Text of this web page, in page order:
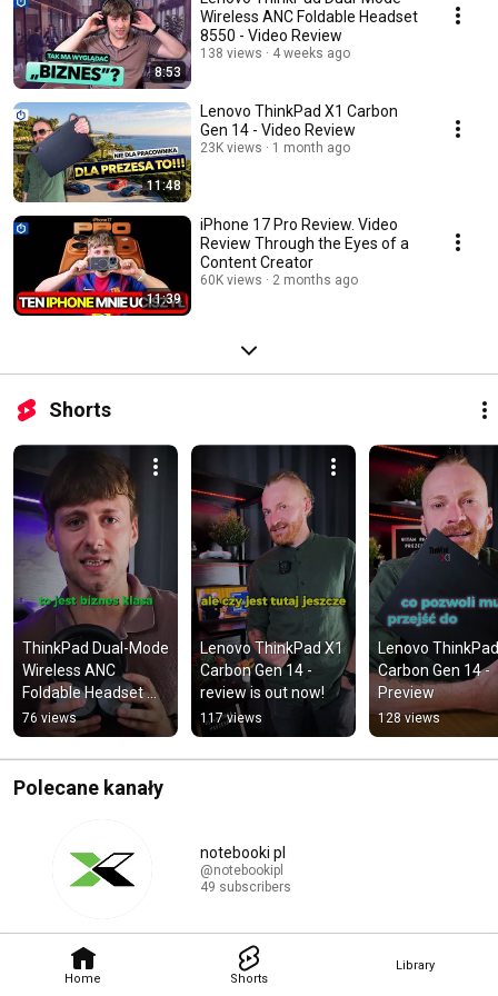
Home Shorts
Library
8:53
Wireless ANC Foldable Headset
8550 - Video Review
138 views 4 weeks ago
11:48
Lenovo ThinkPad X1 Carbon
Gen 14 - Video Review
23K views 1 month ago
11:39
iPhone 17 Pro Review. Video
Review Through the Eyes of a
Content Creator
60K views 2 months ago
Shorts
ThinkPad Dual-Mode
Wireless ANC
Foldable Headset
8550 - teaser
76 views
Lenovo ThinkPad X1
Carbon Gen 14 -
review is out now!
117 views
Lenovo
Carbon Gen 14 -
Preview
128 views
Polecane kanały
notebooki pl
@notebookipl
49 subscribers